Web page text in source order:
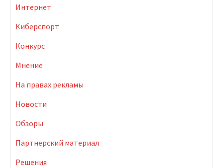
Интернет
Киберспорт
Конкурс
Мнение
На правах рекламы
Новости
Обзоры
Партнерский материал
Решения